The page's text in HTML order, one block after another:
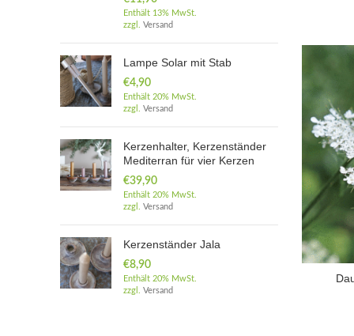
Enthält 13% MwSt.
zzgl. Versand
Lampe Solar mit Stab
€4,90
Enthält 20% MwSt.
zzgl. Versand
Kerzenhalter, Kerzenständer
Mediterran für vier Kerzen
€39,90
Enthält 20% MwSt.
zzgl. Versand
Kerzenständer Jala
€8,90
Enthält 20% MwSt.
zzgl. Versand